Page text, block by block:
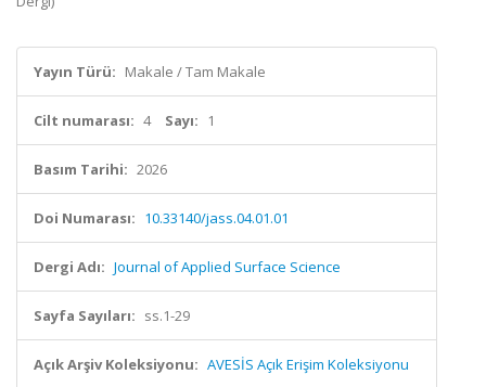
Yayın Türü: Makale / Tam Makale
Cilt numarası: 4 Sayı: 1
Basım Tarihi: 2026
Doi Numarası: 10.33140/jass.04.01.01
Dergi Adı: Journal of Applied Surface Science
Sayfa Sayıları: ss.1-29
Açık Arşiv Koleksiyonu: AVESİS Açık Erişim Koleksiyonu